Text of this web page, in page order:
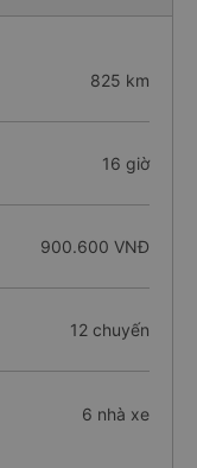
825 km
16 giờ
900.600 VNĐ
12 chuyến
6 nhà xe